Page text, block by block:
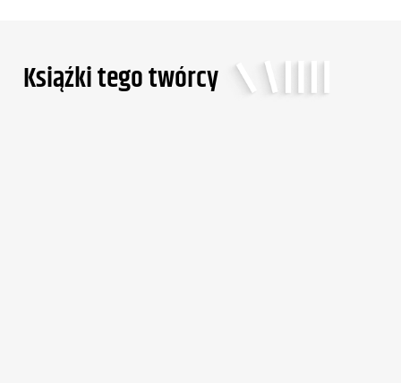
Ksiąźki tego twórcy